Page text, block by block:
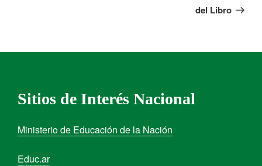
del Libro
Sitios de Interés Nacional
Ministerio de Educación de la Nación
Educ.ar